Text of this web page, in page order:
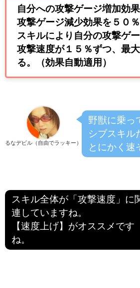
自分への攻撃ゲージ増加効
攻撃ゲージ減少効果を５０
スキルにより自分の攻撃ゲ
攻撃速度が１５％ずつ、最
る。（効果自動適用）
るなデビル（自由でラッキー）
野獣に乗っ
シブスキル
とにかく速
スキル全体が「攻撃速度」に
連していますね。
【速度上げ】がオススメです
ね。